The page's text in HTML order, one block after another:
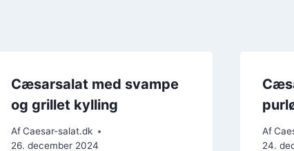
Cæsarsalat med svampe
og grillet kylling
Af Caesar-salat.dk
26. december 2024
Af
24.